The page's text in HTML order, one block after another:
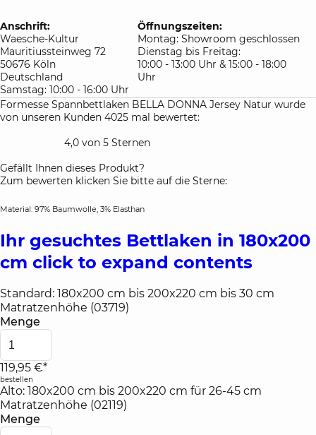
Anschrift:
Waesche-Kultur
Mauritiussteinweg 72
50676 Köln
Deutschland
Öffnungszeiten:
Montag: Showroom geschlossen
Dienstag bis Freitag:
10:00 - 13:00 Uhr & 15:00 - 18:00
Uhr
Samstag: 10:00 - 16:00 Uhr
Formesse Spannbettlaken BELLA DONNA Jersey Natur wurde
von unseren Kunden 4025 mal bewertet:
4,0 von 5 Sternen
Gefällt Ihnen dieses Produkt?
Zum bewerten klicken Sie bitte auf die Sterne:
Material: 97% Baumwolle, 3% Elasthan
Ihr gesuchtes Bettlaken in 180x200
cm click to expand contents
Standard: 180x200 cm bis 200x220 cm bis 30 cm
Matratzenhöhe (03719)
Menge
119,95 €*
bestellen
Alto: 180x200 cm bis 200x220 cm für 26-45 cm
Matratzenhöhe (02119)
Menge